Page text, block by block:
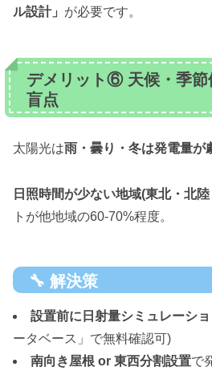
ル設計」 が必要です。
デメリット⑥ 天候・季節
盲点
太陽光は雨・曇り・冬は発電量が
日照時間が少ない地域(東北・北
トが他地域の60-70%程度。
🔧 解決策
設置前に日射量シミュレーシ
ータベース」で無料確認可)
南向き屋根 or 東西分割設置で